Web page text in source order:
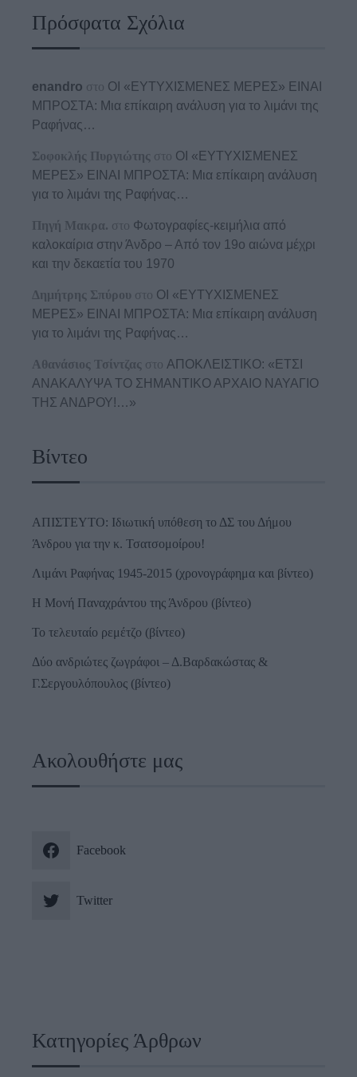
Πρόσφατα Σχόλια
enandro στο ΟΙ «ΕΥΤΥΧΙΣΜΕΝΕΣ ΜΕΡΕΣ» ΕΙΝΑΙ
ΜΠΡΟΣΤΑ: Μια επίκαιρη ανάλυση για το λιμάνι της
Ραφήνας…
Σοφοκλής Πυργιώτης στο ΟΙ «ΕΥΤΥΧΙΣΜΕΝΕΣ
ΜΕΡΕΣ» ΕΙΝΑΙ ΜΠΡΟΣΤΑ: Μια επίκαιρη ανάλυση
για το λιμάνι της Ραφήνας…
Πηγή Μακρα. στο Φωτογραφίες-κειμήλια από
καλοκαίρια στην Άνδρο – Από τον 19ο αιώνα μέχρι
και την δεκαετία του 1970
Δημήτρης Σπύρου στο ΟΙ «ΕΥΤΥΧΙΣΜΕΝΕΣ
ΜΕΡΕΣ» ΕΙΝΑΙ ΜΠΡΟΣΤΑ: Μια επίκαιρη ανάλυση
για το λιμάνι της Ραφήνας…
Αθανάσιος Τσίντζας στο ΑΠΟΚΛΕΙΣΤΙΚΟ: «ΕΤΣΙ
ΑΝΑΚΑΛΥΨΑ ΤΟ ΣΗΜΑΝΤΙΚΟ ΑΡΧΑΙΟ ΝΑΥΑΓΙΟ
ΤΗΣ ΑΝΔΡΟΥ!…»
Βίντεο
ΑΠΙΣΤΕΥΤΟ: Ιδιωτική υπόθεση το ΔΣ του Δήμου
Άνδρου για την κ. Τσατσομοίρου!
Λιμάνι Ραφήνας 1945-2015 (χρονογράφημα και βίντεο)
Η Μονή Παναχράντου της Άνδρου (βίντεο)
Το τελευταίο ρεμέτζο (βίντεο)
Δύο ανδριώτες ζωγράφοι – Δ.Βαρδακώστας &
Γ.Σεργουλόπουλος (βίντεο)
Ακολουθήστε μας
Facebook
Twitter
Κατηγορίες Άρθρων